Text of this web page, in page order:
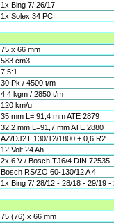
1x Bing 7/ 26/17
1x Solex 34 PCI
75 x 66 mm
583 cm3
7,5:1
30 Pk / 4500 t/m
4,4 kgm / 2850 t/m
120 km/u
35 mm L= 91,4 mm ATE 2879
32,2 mm L=91,7 mm ATE 2880
AZ/DJ2T 130/12/1800 + 0,6 R2
12 Volt 24 Ah
2x 6 V / Bosch TJ6/4 DIN 72535
Bosch RS/ZO 60-130/12 A 4
1x Bing 7/ 28/12 - 28/18 - 29/19 -
75 (76) x 66 mm